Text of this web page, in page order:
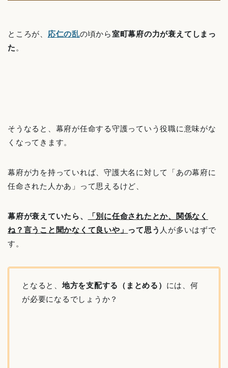
ところが、 応仁の乱の頃から室町幕府の力が衰えてしまっ
た 。
そうなると、幕府が任命する守護っていう役職に意味がな
くなってきます。
幕府が力を持っていれば、守護大名に対して「あの幕府に
任命された人かあ」って思えるけど、
幕府が衰えていたら、
「別に任命されたとか、関係なく
ね？言うこと聞かなくて良いや」 って思う 人が多いはずで
す。
となると、地方を支配する（まとめる） には、何
が必要になるでしょうか？